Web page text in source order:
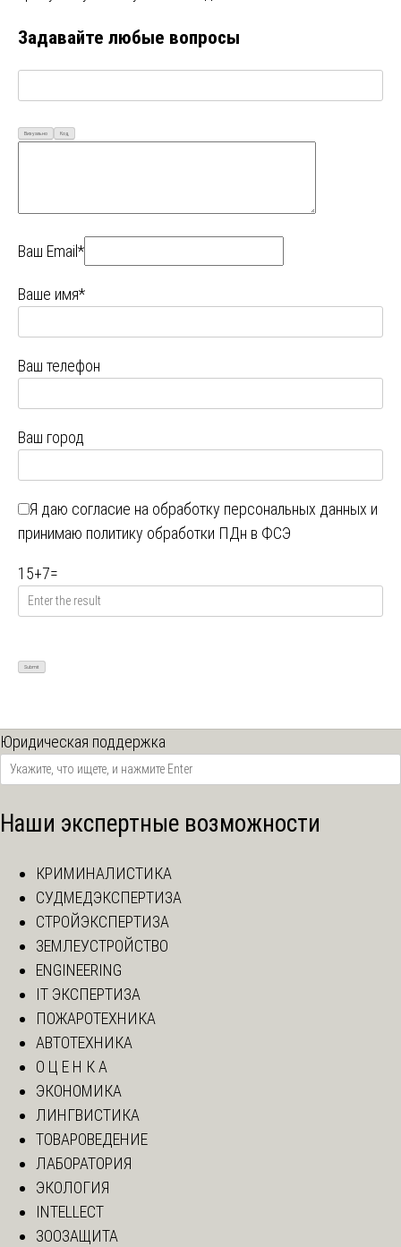
Задавайте любые вопросы
Визуально Код
Ваш Email*
Ваше имя*
Ваш телефон
Ваш город
Я даю согласие на обработку персональных данных и
принимаю политику обработки ПДн в ФСЭ
15+7=
Юридическая поддержка
Наши экспертные возможности
КРИМИНАЛИСТИКА
СУДМЕДЭКСПЕРТИЗА
СТРОЙЭКСПЕРТИЗА
ЗЕМЛЕУСТРОЙСТВО
ENGINEERING
IT ЭКСПЕРТИЗА
ПОЖАРОТЕХНИКА
АВТОТЕХНИКА
О Ц Е Н К А
ЭКОНОМИКА
ЛИНГВИСТИКА
ТОВАРОВЕДЕНИЕ
ЛАБОРАТОРИЯ
ЭКОЛОГИЯ
INTELLECT
ЗООЗАЩИТА